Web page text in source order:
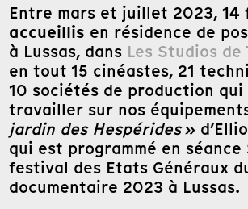
Entre mars et juillet 2023, 14
accueillis en résidence de
à Lussas, dans Les Studios de
en tout 15 cinéastes, 21
10 sociétés de production qui
travailler sur nos
jardin des Hespérides»
qui est programmé en séance
festival des Etats Généraux
documentaire 2023 à Lussas.